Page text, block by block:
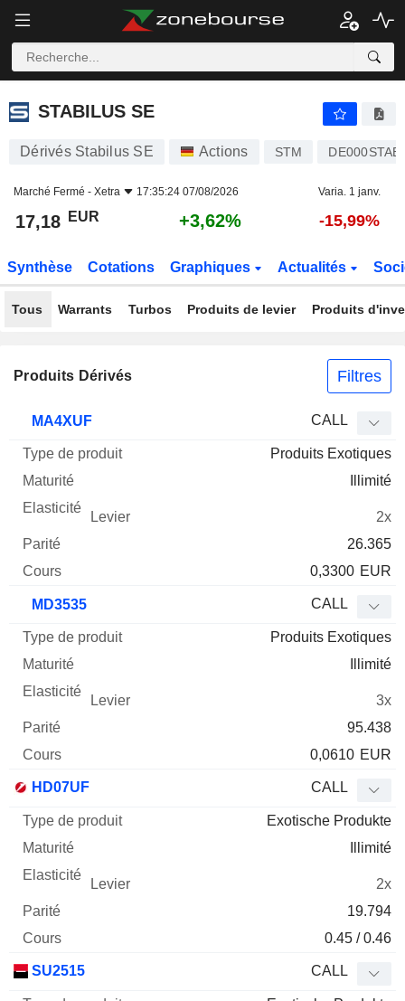
STABILUS SE
STABILUS SE
Dérivés Stabilus SE Actions STM
Marché Fermé - Xetra 17:35:24 07/08/2026 Varia. 1 janv.
17,18 EUR +3,62% -15,99%
Synthèse Cotations Graphiques Actualités
Tous Warrants Turbos Produits de levier Produits
Produits Dérivés Filtres
Mnemo Type produit
Elasticité Levier Parité
MA4XUF CALL
Produits Exotiques
Illimité
2x
26.365
0,3300 EUR
MD3535 CALL
Produits Exotiques
Illimité
3x
95.438
0,0610 EUR
HD07UF CALL
Exotische Produkte
Illimité
2x
19.794
0.45 / 0.46
SU2515 CALL